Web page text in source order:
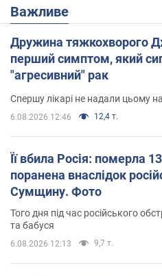
Важливе
Дружина тяжкохворого
перший симптом, який
"агресивний" рак
Спершу лікарі не надали цьому
6.08.2026 12:46 12,4 т.
Її вбила Росія: померла
поранена внаслідок
Сумщину. Фото
Того дня під час російського
та бабуся
6.08.2026 12:13 9,7 т.